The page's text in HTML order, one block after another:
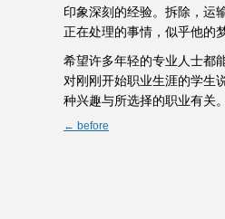
印象深刻的经验。拆除，运
正在处理的事情，似乎他的
希望许多年轻的专业人士都
对刚刚开始职业生涯的学生
种兴趣与所选择的职业有关
← before